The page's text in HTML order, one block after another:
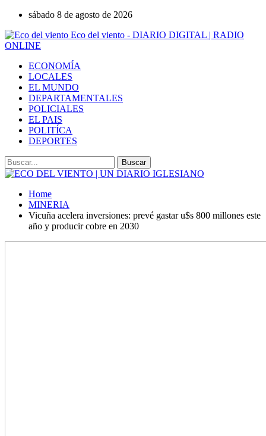
sábado 8 de agosto de 2026
Eco del viento - DIARIO DIGITAL | RADIO
ONLINE
ECONOMÍA
LOCALES
EL MUNDO
DEPARTAMENTALES
POLICIALES
EL PAIS
POLITÍCA
DEPORTES
Home
MINERIA
Vicuña acelera inversiones: prevé gastar u$s 800 millones este
año y producir cobre en 2030